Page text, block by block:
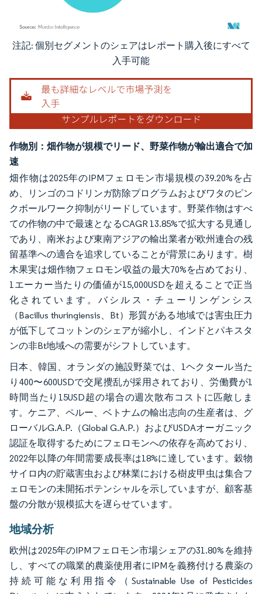
画像 © Mordor Intelligence。再利用にはCC BY 4.0の表示が必要です。
注記: 個別セグメントのシェアはレポート購入後にすべて
入手可能
作物別：畑作物が規模でリード、野菜作物が輸出適合で加
速
畑作物は2025年のIPMフェロモン市場規模の39.20%を占
め、リンゴのコドリンガ防除プログラムおよびワタのピン
クボールワーク抑制がリードしています。野菜作物はすべ
ての作物の中で最速となるCAGR 13.85%で拡大する見通し
であり、南米および東南アジアの輸出業者が欧州連合の残
留基準への適合を追求していることが背景にあります。樹
木果実は畑作物フェロモン収益の最大70%を占めており、
1エーカー当たりの価値が15,000USDを超えることで正当
化されています。バシルス・チューリンゲンシス
（Bacillus thuringiensis、Bt）形質がある地域では害虫圧力
が低下してコットンのシェアが縮小し、インドとパキスタ
ンの非Bt地域への需要がシフトしています。
日本、韓国、オランダの施設野菜では、1ヘクタール当た
り400〜600USDで交尾攪乱が採用されており、労働費が1
時間当たり15USD超の場合の週次散布コストに匹敵しま
す。ケニア、ペルー、ベトナムの輸出志向の生産者は、グ
ローバルG.A.P.（Global G.A.P.）およびUSDAオーガニック
認証を取得するためにフェロモンへの依存を高めており、
2022年以降の年間需要成長率は18%に達しています。穀物
サイロ内の貯蔵害虫および林業における樹皮甲虫は集合フ
ェロモンの未開拓ポテンシャルを示していますが、顧客基
盤の分散が規模拡大を遅らせています。
地域分析
欧州は2025年のIPMフェロモン市場シェアの31.80%を維持
し、すべての職業的農薬使用者にIPMを義務付ける農薬の
持続可能な利用指令（Sustainable Use of Pesticides